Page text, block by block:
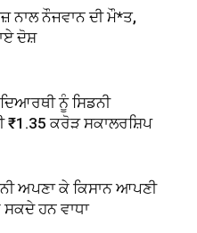
ਨਾਲ ਨੌਜਵਾਨ ਦੀ ਮੌ*ਤ,
ਦੋਸ਼
ਨੂੰ ਸਿਡਨੀ
₹1.35 ਕਰੋੜ ਸਕਾਲਰਸ਼ਿਪ
ਅਪਣਾ ਕੇ ਕਿਸਾਨ ਆਪਣੀ
ਹਨ ਵਾਧਾ